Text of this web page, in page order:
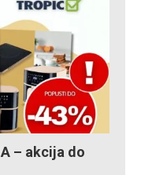
– akcija do